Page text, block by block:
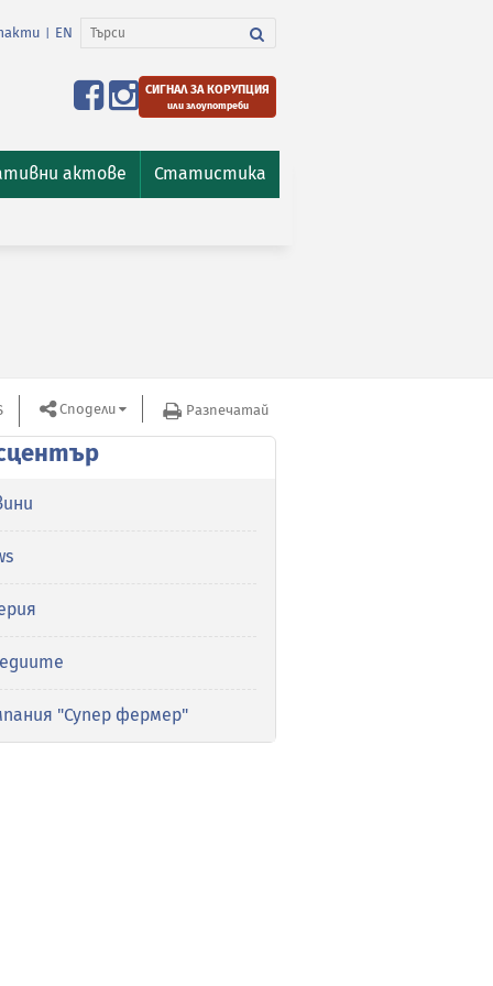
EN
СИГНАЛ ЗА КОРУПЦИЯ
или злоупотреби
актове Статистика
Сподели Разпечатай
"Супер фермер"